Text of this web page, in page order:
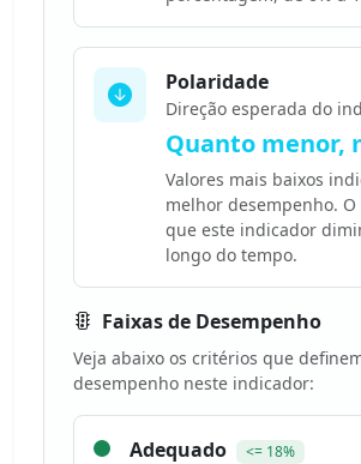
Polaridade
Direção esperada do
Quanto menor,
Valores mais baixos
melhor desempenho.
que este indicador
longo do tempo.
Faixas de Desempenho
Veja abaixo os critérios que
desempenho neste indicador:
Adequado <= 18%